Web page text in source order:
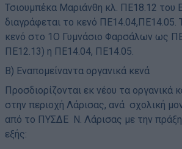
Τσιουμπέκα Μαριάνθη κλ. ΠΕ18.12 του
διαγράφεται το κενό ΠΕ14.04,ΠΕ14.05.
κενό στο 1Ο Γυμνάσιο Φαρσάλων ως
ΠΕ12.13) η ΠΕ14.04, ΠΕ14.05.
Β) Εναπομείναντα οργανικά κενά
Προσδιορίζονται εκ νέου τα οργανικά
στην περιοχή Λάρισας, ανά σχολική
από το ΠΥΣΔΕ Ν. Λάρισας με την
εξής: